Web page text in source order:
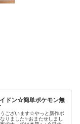
ドン☆簡単ポケモン無
ございます☆やっと新作ポ
りました✨おまたせしまし